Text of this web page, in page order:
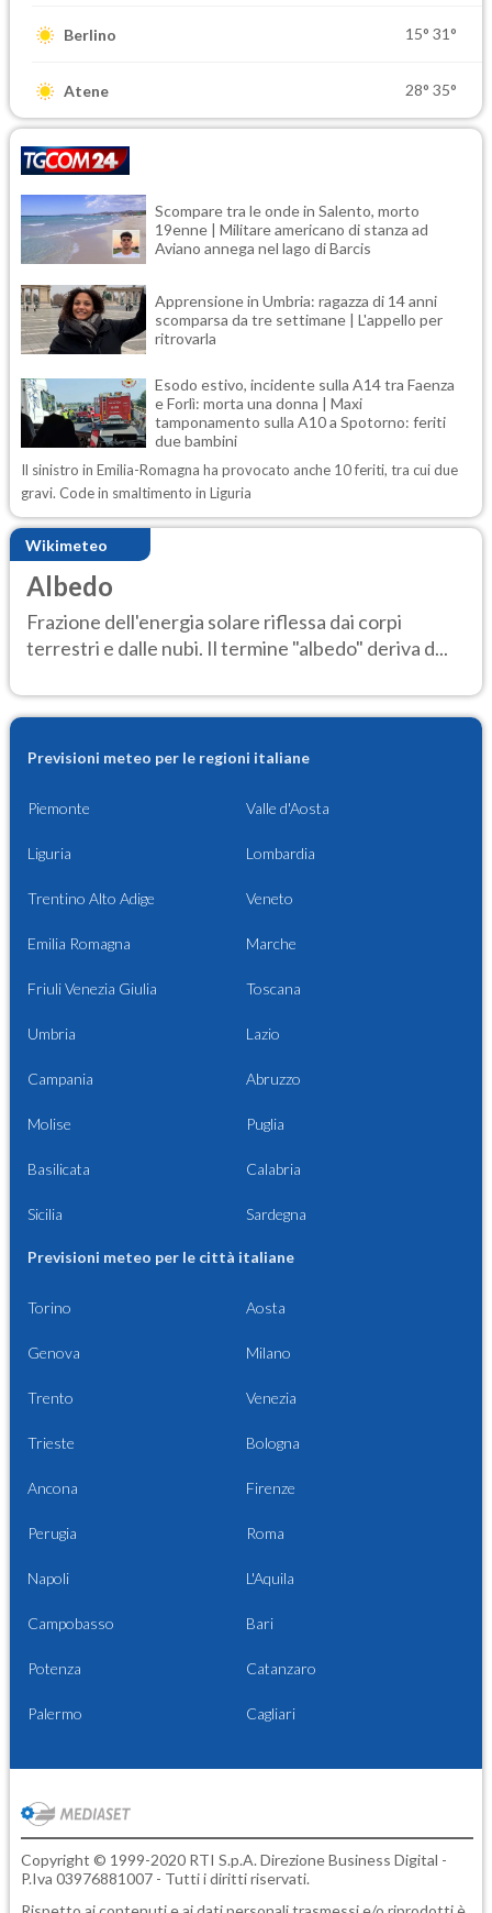
Berlino 15° 31°
Atene 28° 35°
Scompare tra le onde in Salento, morto
19enne | Militare americano di stanza ad
Aviano annega nel lago di Barcis
Apprensione in Umbria: ragazza di 14 anni
scomparsa da tre settimane | L'appello per
ritrovarla
Esodo estivo, incidente sulla A14 tra Faenza
e Forlì: morta una donna | Maxi
tamponamento sulla A10 a Spotorno: feriti
due bambini
Il sinistro in Emilia-Romagna ha provocato anche 10 feriti, tra cui due
gravi. Code in smaltimento in Liguria
Wikimeteo
Albedo
Frazione dell'energia solare riflessa dai corpi
terrestri e dalle nubi. Il termine "albedo" deriva d...
Previsioni meteo per le regioni italiane
Piemonte Valle d'Aosta
Liguria Lombardia
Trentino Alto Adige Veneto
Emilia Romagna Marche
Friuli Venezia Giulia Toscana
Umbria Lazio
Campania Abruzzo
Molise Puglia
Basilicata Calabria
Sicilia Sardegna
Previsioni meteo per le città italiane
Torino Aosta
Genova Milano
Trento Venezia
Trieste Bologna
Ancona Firenze
Perugia Roma
Napoli L'Aquila
Campobasso Bari
Potenza Catanzaro
Palermo Cagliari
Copyright © 1999-2020 RTI S.p.A. Direzione Business Digital -
P.Iva 03976881007 - Tutti i diritti riservati.